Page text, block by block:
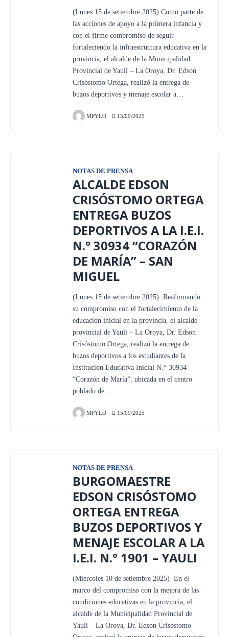
(Lunes 15 de setiembre 2025) Como parte de
las acciones de apoyo a la primera infancia y
con el firme compromiso de seguir
fortaleciendo la infraestructura educativa en la
provincia, el alcalde de la Municipalidad
Provincial de Yauli – La Oroya, Dr. Edson
Crisóstomo Ortega, realizó la entrega de
buzos deportivos y menaje escolar a…
MPYLO 15/09/2025
NOTAS DE PRENSA
ALCALDE EDSON
CRISÓSTOMO ORTEGA
ENTREGA BUZOS
DEPORTIVOS A LA I.E.I.
N.° 30934 “CORAZÓN
DE MARÍA” – SAN
MIGUEL
(Lunes 15 de setiembre 2025) Reafirmando
su compromiso con el fortalecimiento de la
educación inicial en la provincia, el alcalde
provincial de Yauli – La Oroya, Dr. Edson
Crisóstomo Ortega, realizó la entrega de
buzos deportivos a los estudiantes de la
Institución Educativa Inicial N.° 30934
“Corazón de María”, ubicada en el centro
poblado de…
MPYLO 15/09/2025
NOTAS DE PRENSA
BURGOMAESTRE
EDSON CRISÓSTOMO
ORTEGA ENTREGA
BUZOS DEPORTIVOS Y
MENAJE ESCOLAR A LA
I.E.I. N.º 1901 – YAULI
(Miercoles 10 de setiembre 2025) En el
marco del compromiso con la mejora de las
condiciones educativas en la provincia, el
alcalde de la Municipalidad Provincial de
Yauli – La Oroya, Dr. Edson Crisóstomo